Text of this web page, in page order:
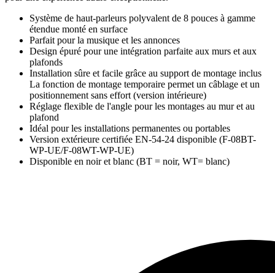
Système de haut-parleurs polyvalent de 8 pouces à gamme
étendue monté en surface
Parfait pour la musique et les annonces
Design épuré pour une intégration parfaite aux murs et aux
plafonds
Installation sûre et facile grâce au support de montage inclus
La fonction de montage temporaire permet un câblage et un
positionnement sans effort (version intérieure)
Réglage flexible de l'angle pour les montages au mur et au
plafond
Idéal pour les installations permanentes ou portables
Version extérieure certifiée EN-54-24 disponible (F-08BT-
WP-UE/F-08WT-WP-UE)
Disponible en noir et blanc (BT = noir, WT= blanc)